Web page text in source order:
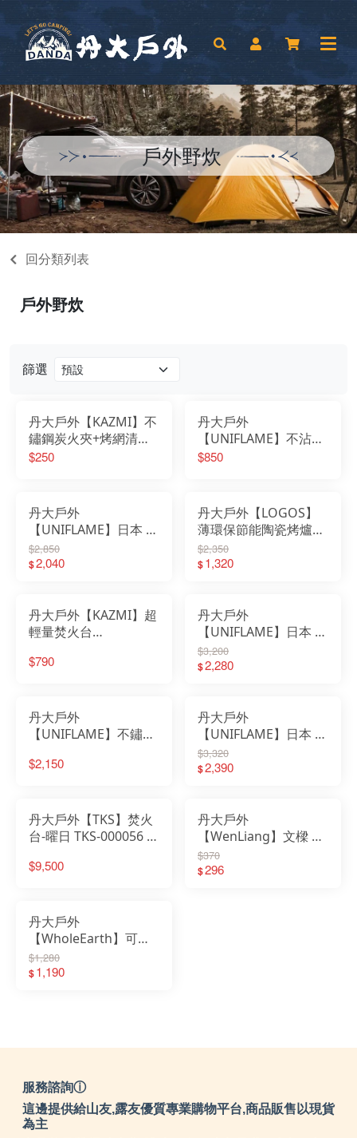
戶外野炊
回分類列表
篩選
丹大戶外【KAZMI】不
鏽鋼炭火夾+烤網清潔
銅刷鏟組 K5T3G008｜
烤網清潔
$250
丹大戶外
【UNIFLAME】不沾烤
肉夾 U615270│露營│
$850
丹大戶外
【UNIFLAME】日本 一
單位焚火爐 U682999
｜烤肉｜野炊｜露營｜
$2,850
$2,040
丹大戶外【LOGOS】
薄環保節能陶瓷烤爐桌
上型S號 81063940 │烤
爐│焚火爐│陶瓷烤爐│
$2,350
$1,320
丹大戶外【KAZMI】超
輕量焚火台
│烤網│燒烤架│烤肉架
$790
丹大戶外
【UNIFLAME】日本 折
疊三角煙燻烤箱
U665978｜野炊｜露營
$3,200
$2,280
丹大戶外
【UNIFLAME】不鏽鋼
營│烤爐│火爐│不鏽鋼
$2,150
丹大戶外
【UNIFLAME】日本 不
鏽鋼火箭爐 U682982
｜烤肉｜野炊｜露營｜
$3,320
$2,390
丹大戶外【TKS】焚火
台-曜日 TKS-000056 烤
燒烤架
$9,500
丹大戶外
【WenLiang】文樑 無
煙烤盤配件+收納袋/韓
國烤肉燒烤盤/BBQ/燒
$370
$296
丹大戶外
【WholeEarth】可分
離萬用烤盤 黑色
WE2KDJ13｜烤盤｜烤
$1,280
$1,190
戶外野炊
服務諮詢ⓘ
這邊提供給山友,露友優質專業購物平台,商品販售以現貨
為主